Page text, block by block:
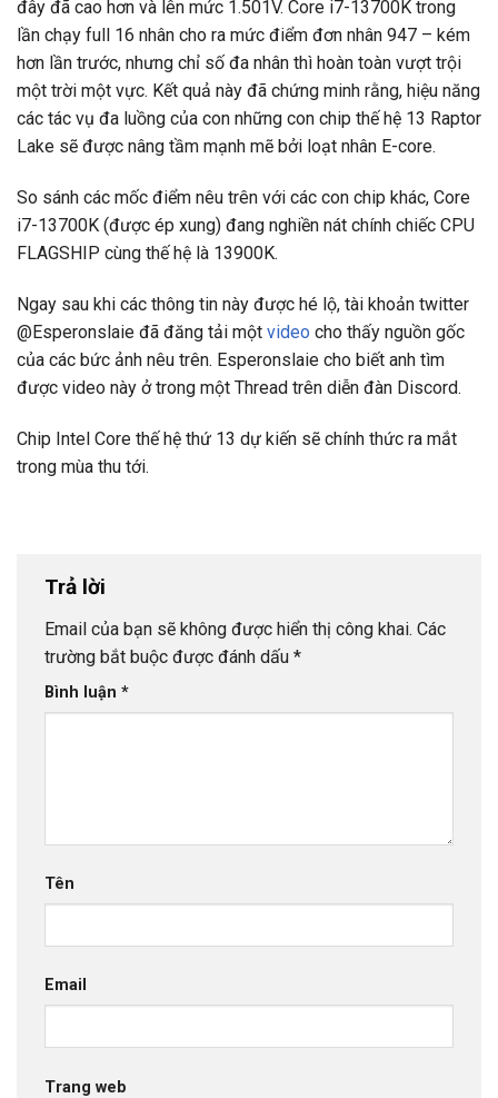
đây đã cao hơn và lên mức 1.501V. Core i7-13700K trong
lần chạy full 16 nhân cho ra mức điểm đơn nhân 947 – kém
hơn lần trước, nhưng chỉ số đa nhân thì hoàn toàn vượt trội
một trời một vực. Kết quả này đã chứng minh rằng, hiệu năng
các tác vụ đa luồng của con những con chip thế hệ 13 Raptor
Lake sẽ được nâng tầm mạnh mẽ bởi loạt nhân E-core.
So sánh các mốc điểm nêu trên với các con chip khác, Core
i7-13700K (được ép xung) đang nghiền nát chính chiếc CPU
FLAGSHIP cùng thế hệ là 13900K.
Ngay sau khi các thông tin này được hé lộ, tài khoản twitter
@Esperonslaie đã đăng tải một video cho thấy nguồn gốc
của các bức ảnh nêu trên. Esperonslaie cho biết anh tìm
được video này ở trong một Thread trên diễn đàn Discord.
Chip Intel Core thế hệ thứ 13 dự kiến sẽ chính thức ra mắt
trong mùa thu tới.
Trả lời
Email của bạn sẽ không được hiển thị công khai. Các
trường bắt buộc được đánh dấu *
Bình luận *
Tên
Email
Trang web